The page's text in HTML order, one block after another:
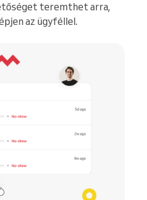
teremthet arra,
az ügyféllel.